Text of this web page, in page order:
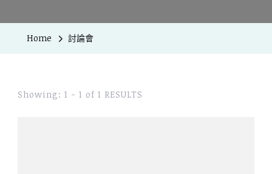
Home 討論會
Showing: 1 - 1 of 1 RESULTS